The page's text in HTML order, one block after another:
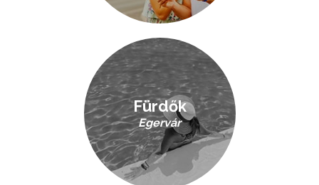
Fürdők
Egervár